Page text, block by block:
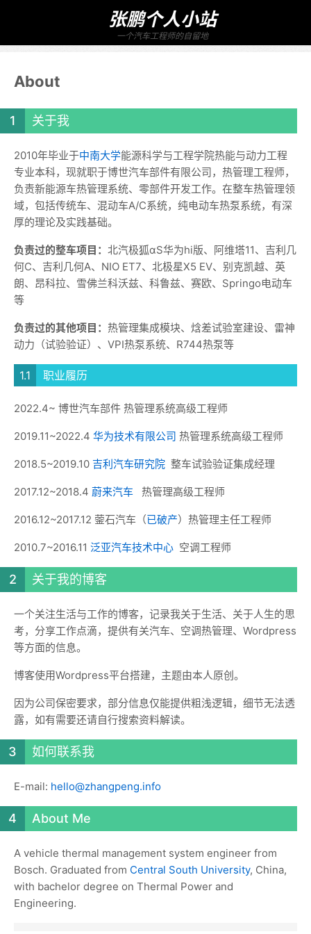
张鹏个人小站
一个汽车工程师的自留地
About
关于我
2010年毕业于中南大学能源科学与工程学院热能与动力工程
专业本科，现就职于博世汽车部件有限公司，热管理工程师，
负责新能源车热管理系统、零部件开发工作。在整车热管理领
域，包括传统车、混动车A/C系统，纯电动车热泵系统，有深
厚的理论及实践基础。
负责过的整车项目： 北汽极狐αS华为hi版、阿维塔11、吉利几
何C、吉利几何A、NIO ET7、北极星X5 EV、别克凯越、英
朗、昂科拉、雪佛兰科沃兹、科鲁兹、赛欧、Springo电动车
等
负责过的其他项目： 热管理集成模块、焓差试验室建设、雷神
动力（试验验证）、VPI热泵系统、R744热泵等
职业履历
2022.4~ 博世汽车部件 热管理系统高级工程师
2019.11~2022.4 华为技术有限公司 热管理系统高级工程师
2018.5~2019.10 吉利汽车研究院 整车试验验证集成经理
2017.12~2018.4 蔚来汽车 热管理高级工程师
2016.12~2017.12 蓥石汽车（已破产）热管理主任工程师
2010.7~2016.11 泛亚汽车技术中心 空调工程师
关于我的博客
一个关注生活与工作的博客，记录我关于生活、关于人生的思
考，分享工作点滴，提供有关汽车、空调热管理、Wordpress
等方面的信息。
博客使用Wordpress平台搭建，主题由本人原创。
因为公司保密要求，部分信息仅能提供粗浅逻辑，细节无法透
露，如有需要还请自行搜索资料解读。
如何联系我
E-mail: hello@zhangpeng.info
About Me
A vehicle thermal management system engineer from
Bosch. Graduated from Central South University, China,
with bachelor degree on Thermal Power and
Engineering.